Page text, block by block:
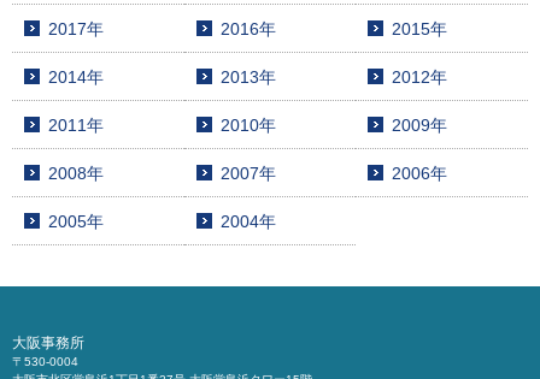
2017年 2016年 2015年
2014年 2013年 2012年
2011年 2010年 2009年
2008年 2007年 2006年
2005年 2004年
大阪事務所
〒530-0004